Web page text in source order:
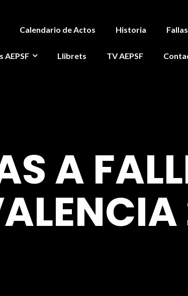
Calendario de Actos Historia
AEPSF Llibrets TV AEPSF
A